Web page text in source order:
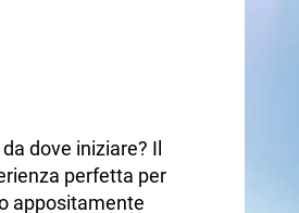
dove iniziare? Il
perfetta per
appositamente